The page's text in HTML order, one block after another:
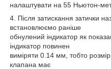
налаштувати на 55 Ньютон-
4. Після затискання затички
встановлюємо раніше
обнулений індикатор як
індикатор повинен
виміряти 0.14 мм, тобто
клапана має